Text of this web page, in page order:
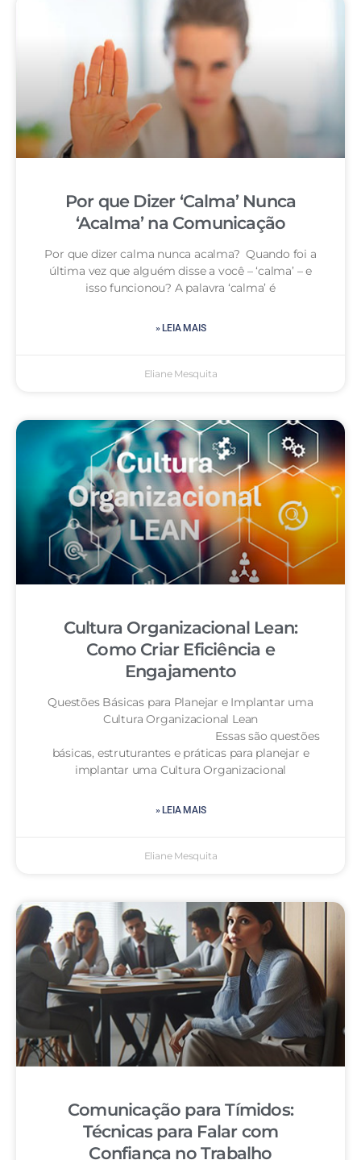
Por que Dizer ‘Calma’ Nunca
‘Acalma’ na Comunicação
Por que dizer calma nunca acalma? Quando foi a
última vez que alguém disse a você – ‘calma’ – e
isso funcionou? A palavra ‘calma’ é
» LEIA MAIS
Eliane Mesquita
Cultura Organizacional Lean:
Como Criar Eficiência e
Engajamento
Questões Básicas para Planejar e Implantar uma
Cultura Organizacional Lean
Essas são questões
básicas, estruturantes e práticas para planejar e
implantar uma Cultura Organizacional
» LEIA MAIS
Eliane Mesquita
Comunicação para Tímidos:
Técnicas para Falar com
Confiança no Trabalho